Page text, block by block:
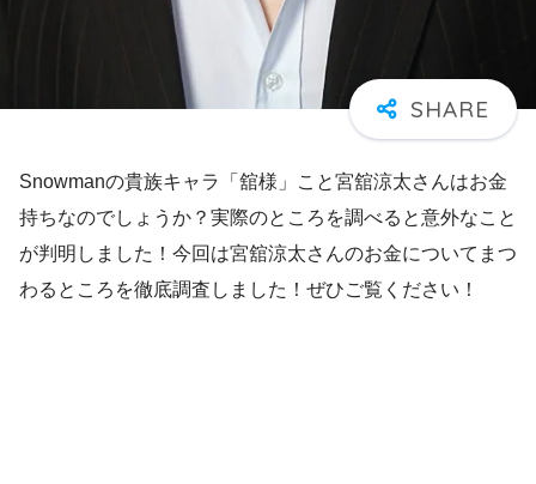
Snowmanの貴族キャラ「舘様」こと宮舘涼太さんはお金
持ちなのでしょうか？実際のところを調べると意外なこと
が判明しました！今回は宮舘涼太さんのお金についてまつ
わるところを徹底調査しました！ぜひご覧ください！